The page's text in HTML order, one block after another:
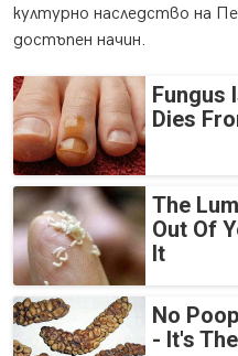
културно наследство на
достъпен начин.
Fungus
Dies
The
Out Of
It
No
- It's